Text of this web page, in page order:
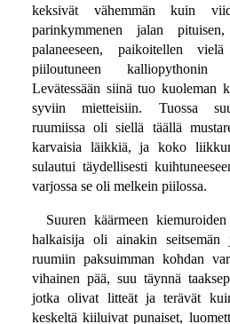
keksivät vähemmän kuin
parinkymmenen jalan
palaneeseen, paikoitellen
piiloutuneen kalliopythonin
Levätessään siinä tuo kuoleman
syviin mietteisiin. Tuossa
ruumiissa oli siellä täällä
karvaisia läikkiä, ja koko
sulautui täydellisesti
varjossa se oli melkein piilossa.
Suuren käärmeen
halkaisija oli ainakin
ruumiin paksuimman kohdan
vihainen pää, suu täynnä
jotka olivat litteät ja terävät
keskeltä kiiluivat punaiset,